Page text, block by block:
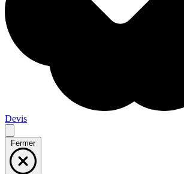
Devis
Fermer